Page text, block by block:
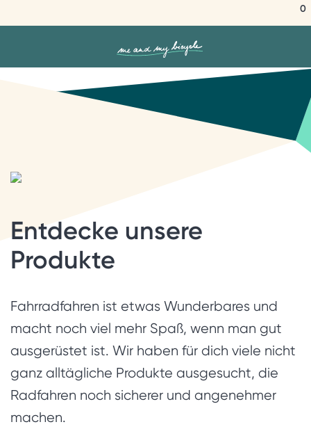
0
Entdecke unsere
Produkte
Fahrradfahren ist etwas Wunderbares und
macht noch viel mehr Spaß, wenn man gut
ausgerüstet ist. Wir haben für dich viele nicht
ganz alltägliche Produkte ausgesucht, die
Radfahren noch sicherer und angenehmer
machen.